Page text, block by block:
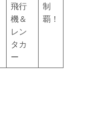
飛行
機＆
レン
タカ
ー
制
覇！